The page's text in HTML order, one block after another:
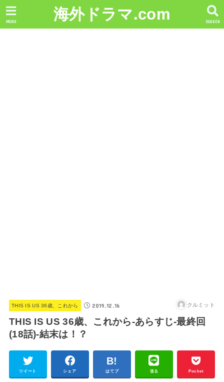
海外ドラマ.com SEARCH
MENU
THIS IS US 36歳、これから 2019.12.16 クルミット
THIS IS US 36歳、これから-あらすじ-最終回
(18話)-結末は！？
ツイート シェア はてブ 送る Pocket